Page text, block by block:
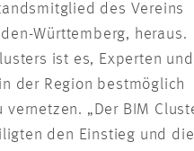
des Vereins
Württemberg, heraus.
ist es, Experten und
der Region bestmöglich
vernetzen. „Der BIM
den Einstieg und die